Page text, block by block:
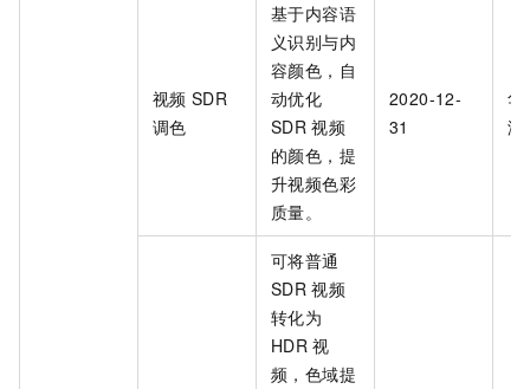
视频 SDR
调色
基于内容语
义识别与内
容颜色，自
动优化
SDR 视频
的颜色，提
升视频色彩
质量。
2020-12-
31
华
海
可将普通
SDR 视频
转化为
HDR 视
频，色域提